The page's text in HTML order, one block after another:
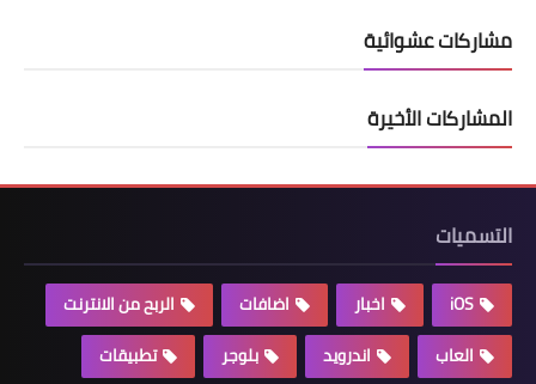
مشاركات عشوائية
المشاركات الأخيرة
التسميات
iOS اخبار اضافات
الربح من الانترنت
العاب
اندرويد بلوجر
تطبيقات